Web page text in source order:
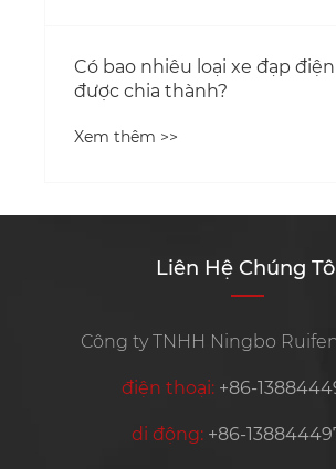
Có bao nhiêu loại xe đạp
được chia thành?
Xem thêm >>
Liên Hệ Chúng
Công ty TNHH Ningbo
điện thoại: +86-
di động: +86-